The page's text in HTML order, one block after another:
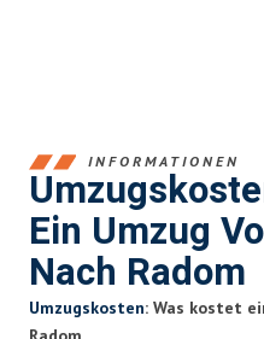
INFORMATIONEN
Ein Umzug
Nach Radom
Umzugskosten: Was kostet